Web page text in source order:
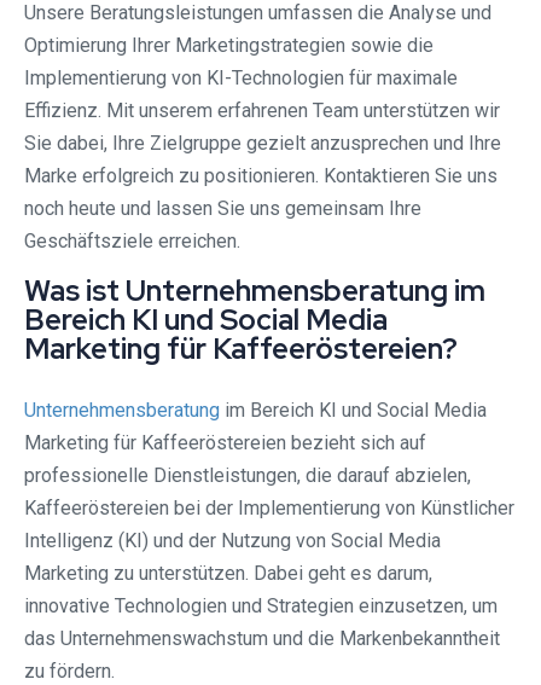
Unsere Beratungsleistungen umfassen die Analyse und
Optimierung Ihrer Marketingstrategien sowie die
Implementierung von KI-Technologien für maximale
Effizienz. Mit unserem erfahrenen Team unterstützen wir
Sie dabei, Ihre Zielgruppe gezielt anzusprechen und Ihre
Marke erfolgreich zu positionieren. Kontaktieren Sie uns
noch heute und lassen Sie uns gemeinsam Ihre
Geschäftsziele erreichen.
Was ist Unternehmensberatung im
Bereich KI und Social Media
Marketing für Kaffeeröstereien?
Unternehmensberatung im Bereich KI und Social Media
Marketing für Kaffeeröstereien bezieht sich auf
professionelle Dienstleistungen, die darauf abzielen,
Kaffeeröstereien bei der Implementierung von Künstlicher
Intelligenz (KI) und der Nutzung von Social Media
Marketing zu unterstützen. Dabei geht es darum,
innovative Technologien und Strategien einzusetzen, um
das Unternehmenswachstum und die Markenbekanntheit
zu fördern.